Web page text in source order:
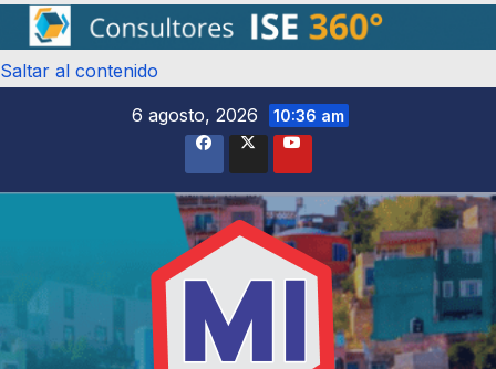
Saltar al contenido
6 agosto, 2026
10:36 am